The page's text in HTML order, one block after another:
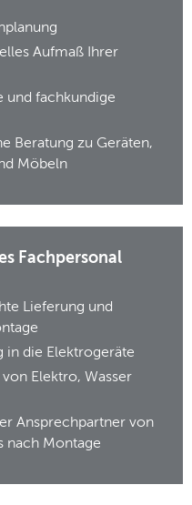
Aufmaß Ihrer
und fachkundige
Beratung zu Geräten,
Möbeln
Fachpersonal
Lieferung und
in die Elektrogeräte
von Elektro, Wasser
Ansprechpartner von
nach Montage